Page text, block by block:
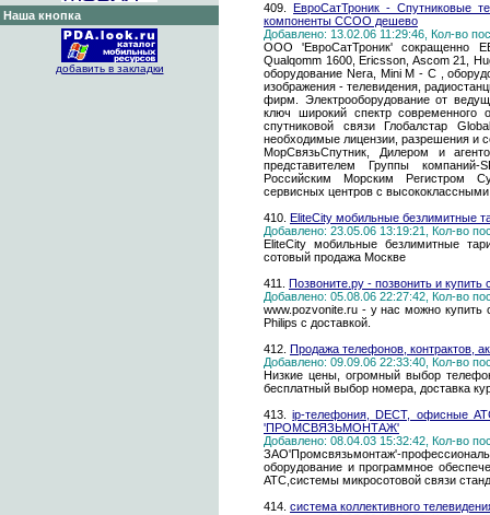
Наша кнопка
добавить в закладки
409. ЕвроСатТроник - Спутниковые
компоненты ССОО дешево
Добавлено: 13.02.06 11:29:46, Кол-во
ООО 'ЕвроСатТроник' сокращенно
Qualqomm 1600, Ericsson, Ascom 21,
оборудование Nera, Mini M - C ,
изображения - телевидения,
фирм. Электрооборудование от
ключ широкий спектр современного
спутниковой связи Глобалстар
необходимые лицензии, разрешения и
МорСвязьСпутник, Дилером и
представителем Группы компаний-
Российским Морским Регистром
сервисных центров с
410. EliteCity мобильные безлимитные
Добавлено: 23.05.06 13:19:21, Кол-во
EliteCity мобильные безлимитные
сотовый продажа Москве
411. Позвоните.ру - позвонить и купить
Добавлено: 05.08.06 22:27:42, Кол-во
www.pozvonite.ru - у нас можно
Philips с доставкой.
412. Продажа телефонов, контрактов,
Добавлено: 09.09.06 22:33:40, Кол-во
Низкие цены, огромный выбор
бесплатный выбор номера, доставка
413.ip-телефония, DECT, офисные
'ПРОМСВЯЗЬМОНТАЖ'
Добавлено: 08.04.03 15:32:42, Кол-во
ЗАО'Промсвязьмонтаж'-
оборудование и программное
АТС,системы микросотовой связи
414. система коллективного